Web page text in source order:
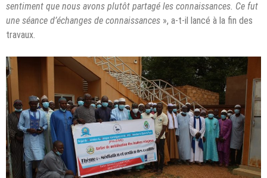
sentiment que nous avons plutôt partagé les connaissances. Ce fut
une séance d’échanges de connaissances », a-t-il lancé à la fin des
travaux.